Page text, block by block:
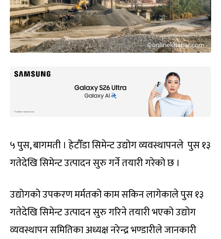
५ पुस, बागमती । हेटौँडा सिमेन्ट उद्योग व्यवस्थापनले पुस १३
गतेदेखि सिमेन्ट उत्पादन सुरु गर्ने तयारी गरेको छ ।
उद्योगको उपकरण मर्मतको काम सकिन लागेकाले पुस १३
गतेदेखि सिमेन्ट उत्पादन सुरु गरिने तयारी भएको उद्योग
व्यवस्थापन समितिका अध्यक्ष नरेन्द्र भण्डारीले जानकारी